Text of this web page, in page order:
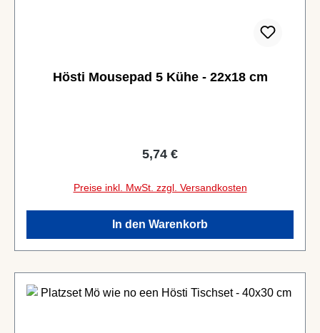
Hösti Mousepad 5 Kühe - 22x18 cm
Regulärer Preis:
5,74 €
Preise inkl. MwSt. zzgl. Versandkosten
In den Warenkorb